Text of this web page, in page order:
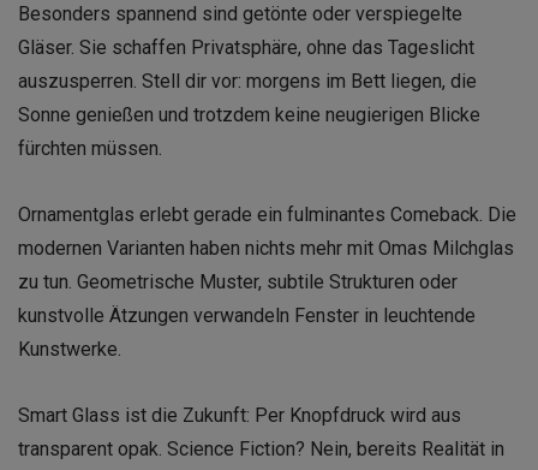
Besonders spannend sind getönte oder verspiegelte
Gläser. Sie schaffen Privatsphäre, ohne das Tageslicht
auszusperren. Stell dir vor: morgens im Bett liegen, die
Sonne genießen und trotzdem keine neugierigen Blicke
fürchten müssen.
Ornamentglas erlebt gerade ein fulminantes Comeback. Die
modernen Varianten haben nichts mehr mit Omas Milchglas
zu tun. Geometrische Muster, subtile Strukturen oder
kunstvolle Ätzungen verwandeln Fenster in leuchtende
Kunstwerke.
Smart Glass ist die Zukunft: Per Knopfdruck wird aus
transparent opak. Science Fiction? Nein, bereits Realität in